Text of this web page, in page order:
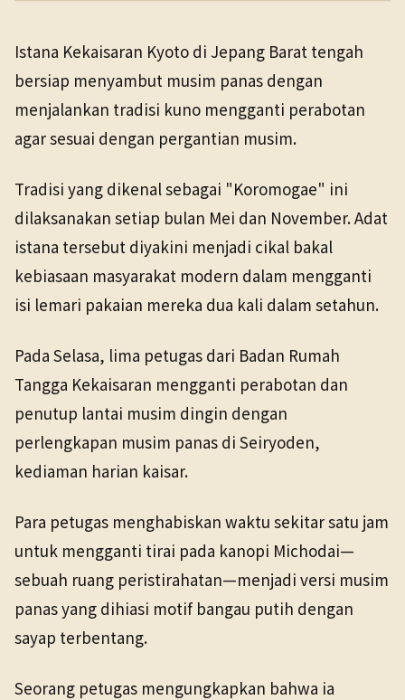
TANGGAL SUMBER
13 Mei 2026
Pranala sumber asli tidak lagi tersedia. Versi arsip
Istana Kekaisaran Kyoto di Jepang Barat tengah
bersiap menyambut musim panas dengan
menjalankan tradisi kuno mengganti perabotan
agar sesuai dengan pergantian musim.
Tradisi yang dikenal sebagai "Koromogae" ini
dilaksanakan setiap bulan Mei dan November. Adat
istana tersebut diyakini menjadi cikal bakal
kebiasaan masyarakat modern dalam mengganti
isi lemari pakaian mereka dua kali dalam setahun.
Pada Selasa, lima petugas dari Badan Rumah
Tangga Kekaisaran mengganti perabotan dan
penutup lantai musim dingin dengan
perlengkapan musim panas di Seiryoden,
kediaman harian kaisar.
Para petugas menghabiskan waktu sekitar satu jam
untuk mengganti tirai pada kanopi Michodai—
sebuah ruang peristirahatan—menjadi versi musim
panas yang dihiasi motif bangau putih dengan
sayap terbentang.
Seorang petugas mengungkapkan bahwa ia